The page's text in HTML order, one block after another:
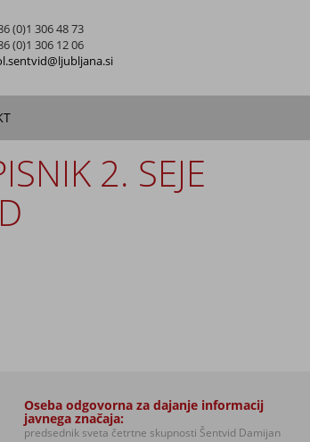
(0)1 306 48 73
(0)1 306 12 06
2. SEJE
Oseba odgovorna za dajanje informacij
javnega značaja:
predsednik sveta četrtne skupnosti Šentvid Damijan